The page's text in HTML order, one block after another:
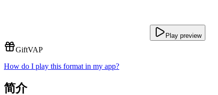
Play preview
GiftVAP
How do I play this format in my app?
简介